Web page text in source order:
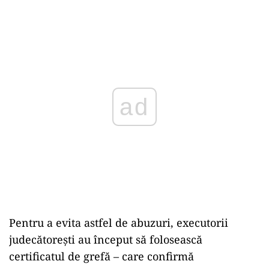
ad
Pentru a evita astfel de abuzuri, executorii
judecătorești au început să folosească
certificatul de grefă – care confirmă